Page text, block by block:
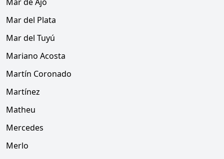
Mar del Plata
Mar del Tuyú
Mariano Acosta
Martín Coronado
Martínez
Matheu
Mercedes
Merlo